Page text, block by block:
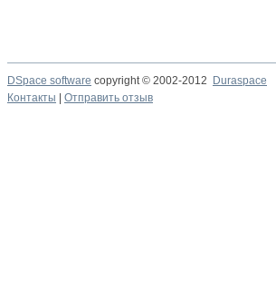
DSpace software copyright © 2002-2012 Duraspace
Контакты
Отправить отзыв